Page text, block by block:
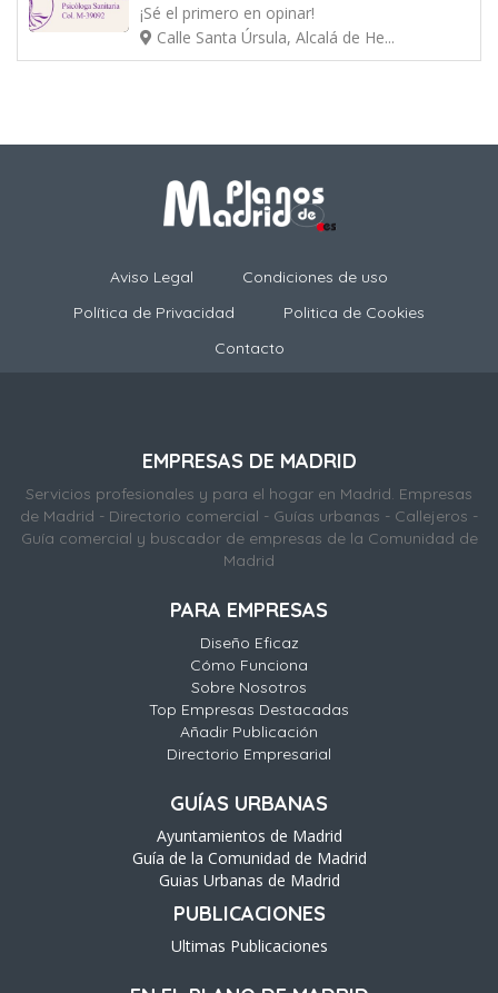
¡Sé el primero en opinar!
Calle Santa Úrsula, Alcalá de He...
Aviso Legal
Condiciones de uso
Política de Privacidad
Politica de Cookies
Contacto
EMPRESAS DE MADRID
Servicios profesionales y para el hogar en Madrid. Empresas
de Madrid - Directorio comercial - Guías urbanas - Callejeros -
Guía comercial y buscador de empresas de la Comunidad de
Madrid
PARA EMPRESAS
Diseño Eficaz
Cómo Funciona
Sobre Nosotros
Top Empresas Destacadas
Añadir Publicación
Directorio Empresarial
GUÍAS URBANAS
Ayuntamientos de Madrid
Guía de la Comunidad de Madrid
Guias Urbanas de Madrid
PUBLICACIONES
Ultimas Publicaciones